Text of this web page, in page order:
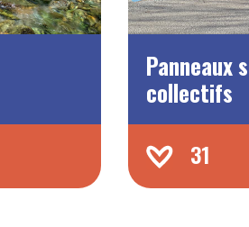
Panneaux
collectifs
31